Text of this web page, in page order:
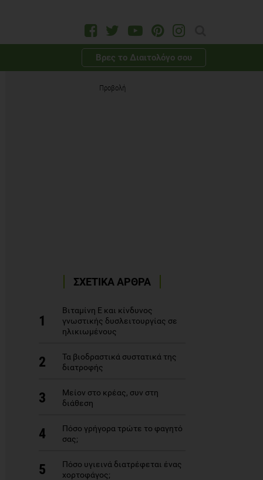
Βρες το Διαιτολόγο σου
Προβολή
ΣΧΕΤΙΚΑ ΑΡΘΡΑ
1
Βιταμίνη Ε και κίνδυνος
γνωστικής δυσλειτουργίας σε
ηλικιωμένους
2
Τα βιοδραστικά συστατικά της
διατροφής
3
Μείον στο κρέας, συν στη
διάθεση
4
Πόσο γρήγορα τρώτε το φαγητό
σας;
5
Πόσο υγιεινά διατρέφεται ένας
χορτοφάγος;